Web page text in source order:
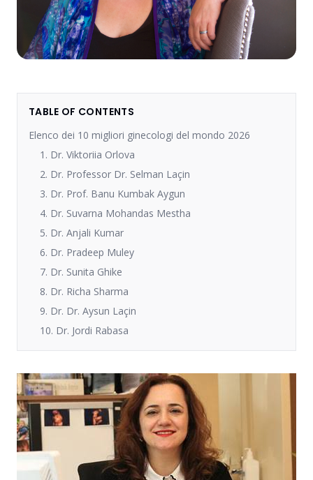
TABLE OF CONTENTS
Elenco dei 10 migliori ginecologi del mondo 2026
1. Dr. Viktoriia Orlova
2. Dr. Professor Dr. Selman Laçin
3. Dr. Prof. Banu Kumbak Aygun
4. Dr. Suvarna Mohandas Mestha
5. Dr. Anjali Kumar
6. Dr. Pradeep Muley
7. Dr. Sunita Ghike
8. Dr. Richa Sharma
9. Dr. Dr. Aysun Laçin
10. Dr. Jordi Rabasa